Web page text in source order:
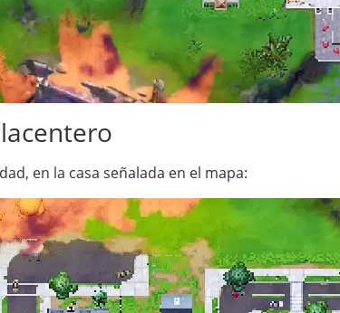
en la casa señalada en el mapa: